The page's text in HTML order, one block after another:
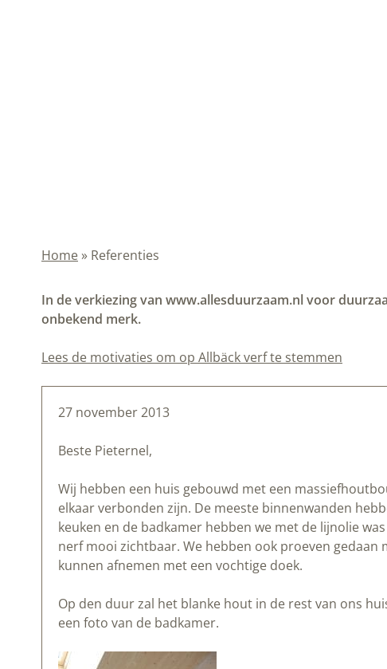
Home» Referenties
In de verkiezing van www.allesduurzaam.nl voor
onbekend merk.
Lees de motivaties om op Allbäck verf te stemmen
27 november 2013
Beste Pieternel,
Wij hebben een huis gebouwd met een
elkaar verbonden zijn. De meeste binnenwanden
keuken en de badkamer hebben we met de lijnolie
nerf mooi zichtbaar. We hebben ook proeven
kunnen afnemen met een vochtige doek.
Op den duur zal het blanke hout in de rest van ons
een foto van de badkamer.